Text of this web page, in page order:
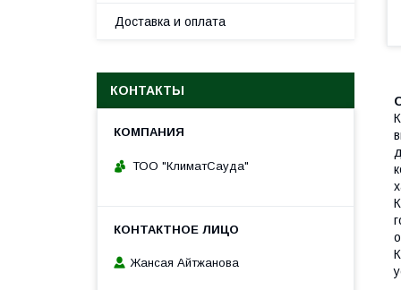
Доставка и оплата
КОНТАКТЫ
ТОО "КлиматСауда"
Жансая Айтжанова